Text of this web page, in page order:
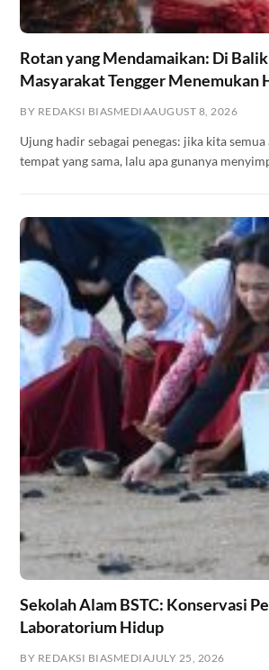
Rotan yang Mendamaikan: Di
Masyarakat Tengger Menemukan
BY REDAKSI BIASMEDIAAUGUST 8, 2026
Ujung hadir sebagai penegas: jika kita
tempat yang sama, lalu apa gunanya
Sekolah Alam BSTC: Konservasi
Laboratorium Hidup
BY REDAKSI BIASMEDIAJULY 25, 2026